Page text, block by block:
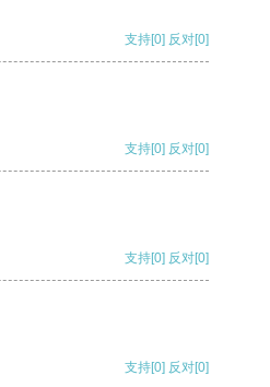
支持[0] 反对[0]
支持[0] 反对[0]
支持[0] 反对[0]
支持[0] 反对[0]